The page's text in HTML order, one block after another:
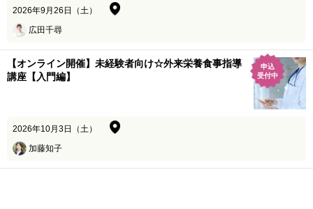
2026年9月26日（土）
広田千尋
【オンライン開催】未経験者向け☆外来栄養食事指導
講座【入門編】
申込
受付中
2026年10月3日（土）
加藤知子